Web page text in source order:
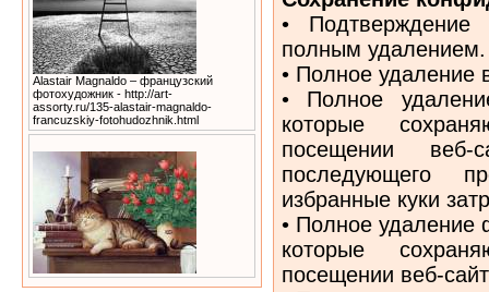
Alastair Magnaldo – французский
фотохудожник - http://art-
assorty.ru/135-alastair-magnaldo-
francuzskiy-fotohudozhnik.html
•
полным удалением.
• Полное удаление
• Полное
которые
посещении
последующего
избранные куки
• Полное
которые
посещении веб-